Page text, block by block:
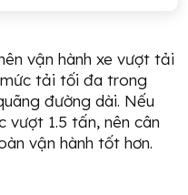
vận hành xe vượt tải
tải tối đa trong
đường dài. Nếu
vượt 1.5 tấn, nên cân
vận hành tốt hơn.